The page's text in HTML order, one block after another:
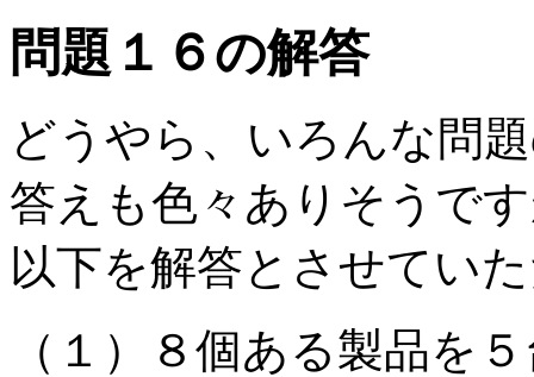
問題１６の解答
どうやら、いろんな問
答えも色々ありそうで
以下を解答とさせてい
（１）８個ある製品を